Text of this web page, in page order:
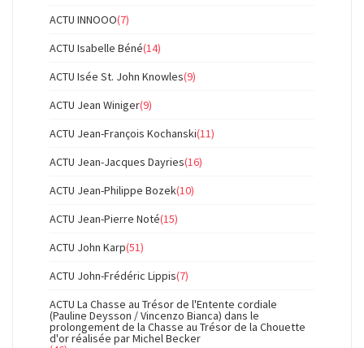
ACTU INNOOO(7)
ACTU Isabelle Béné(14)
ACTU Isée St. John Knowles(9)
ACTU Jean Winiger(9)
ACTU Jean-François Kochanski(11)
ACTU Jean-Jacques Dayries(16)
ACTU Jean-Philippe Bozek(10)
ACTU Jean-Pierre Noté(15)
ACTU John Karp(51)
ACTU John-Frédéric Lippis(7)
ACTU La Chasse au Trésor de l'Entente cordiale
(Pauline Deysson / Vincenzo Bianca) dans le
prolongement de la Chasse au Trésor de la Chouette
d'or réalisée par Michel Becker